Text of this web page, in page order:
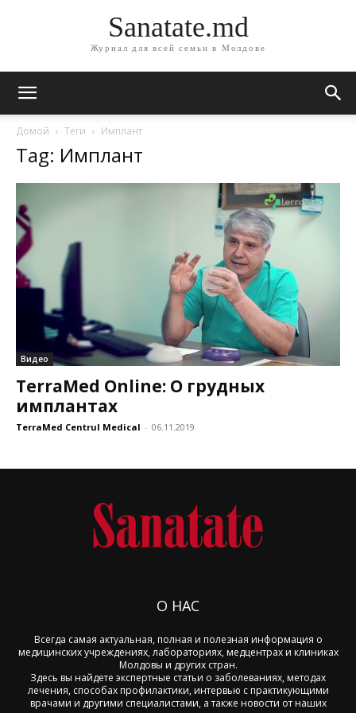
Sanatate.md
Журнал для всей семьи в Молдове
Домой Теги Имплант
Tag: Имплант
Видео
TerraMed Online: О грудных
имплантах
TerraMed Centrul Medical - 06.11.2019
О НАС
Всегда самая актуальная, полная и полезная информация о
медицинских учреждениях, лабораториях, медцентрах и клиниках
Молдовы и других стран.
Здесь вы найдете экспертные статьи о заболеваниях, методах
лечения, способах профилактики, интервью с практикующими
врачами и другими специалистами, а также новости от наших